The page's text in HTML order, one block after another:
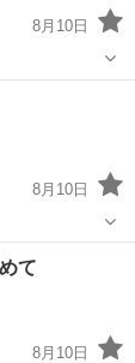
8月10日
8月10日
て
8月10日